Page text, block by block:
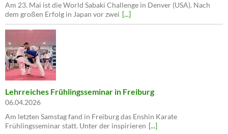
Am 23. Mai ist die World Sabaki Challenge in Denver (USA). Nach
dem großen Erfolg in Japan vor zwei [...]
Lehrreiches Frühlingsseminar in Freiburg
06.04.2026
Am letzten Samstag fand in Freiburg das Enshin Karate
Frühlingsseminar statt. Unter der inspirieren [...]